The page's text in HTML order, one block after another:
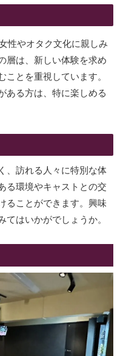
性やオタク文化に親しみ
層は、新しい体験を求め
ことを重視しています。
ある方は、特に楽しめる
、訪れる人々に特別な体
る環境やキャストとの交
ることができます。興味
はいかがでしょうか。